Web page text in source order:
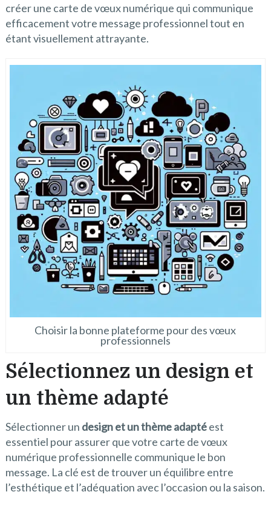
créer une carte de vœux numérique qui communique
efficacement votre message professionnel tout en
étant visuellement attrayante.
Choisir la bonne plateforme pour des vœux
professionnels
Sélectionnez un design et
un thème adapté
Sélectionner un design et un thème adaptéest
essentiel pour assurer que votre carte de vœux
numérique professionnelle communique le bon
message. La clé est de trouver un équilibre entre
l’esthétique et l’adéquation avec l’occasion ou la saison.